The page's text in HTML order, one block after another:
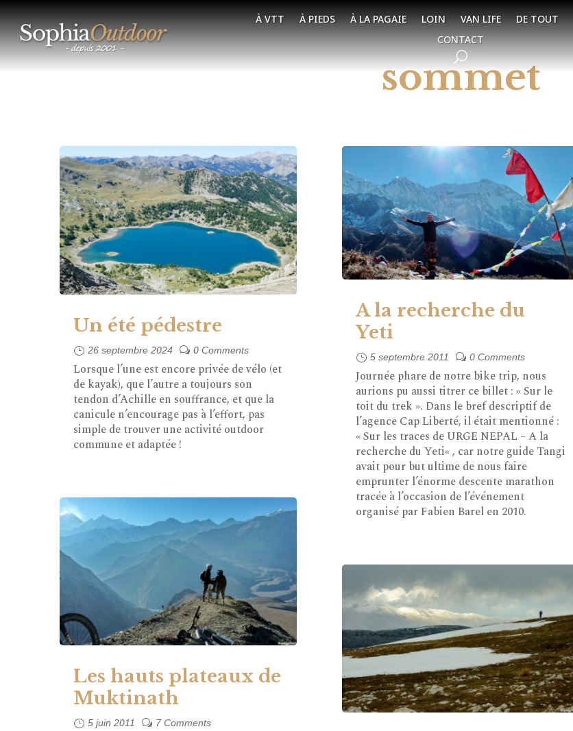
À VTT À PIEDS À LA PAGAIE LOIN VAN LIFE DE TOUT
CONTACT
sommet
Un été pédestre
26 septembre 2024 0 Comments
Lorsque l’une est encore privée de vélo (et
de kayak), que l’autre a toujours son
tendon d’Achille en souffrance, et que la
canicule n’encourage pas à l’effort, pas
simple de trouver une activité outdoor
commune et adaptée !
Les hauts plateaux de
Muktinath
5 juin 2011 7 Comments
A la recherche du
Yeti
5 septembre 2011 0 Comments
Journée phare de notre bike trip, nous
aurions pu aussi titrer ce billet : « Sur le
toit du trek ». Dans le bref descriptif de
l’agence Cap Liberté, il était mentionné :
« Sur les traces de URGE NEPAL – A la
recherche du Yeti« , car notre guide Tangi
avait pour but ultime de nous faire
emprunter l’énorme descente marathon
tracée à l’occasion de l’événement
organisé par Fabien Barel en 2010.